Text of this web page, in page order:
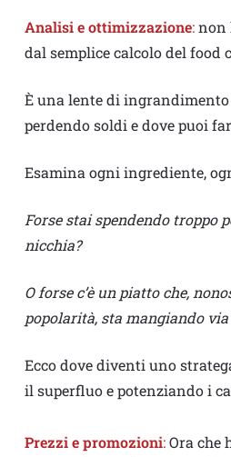
Analisi e ottimizzazione:non
dal semplice calcolo del food
È una lente di
perdendo soldi e dove puoi
Esamina ogni ingrediente,
Forse stai spendendo troppo
nicchia?
O forse c’è un piatto che,
popolarità, sta mangiando
Ecco dove diventi uno
il superfluo e potenziando i
Prezzi e promozioni:Ora che